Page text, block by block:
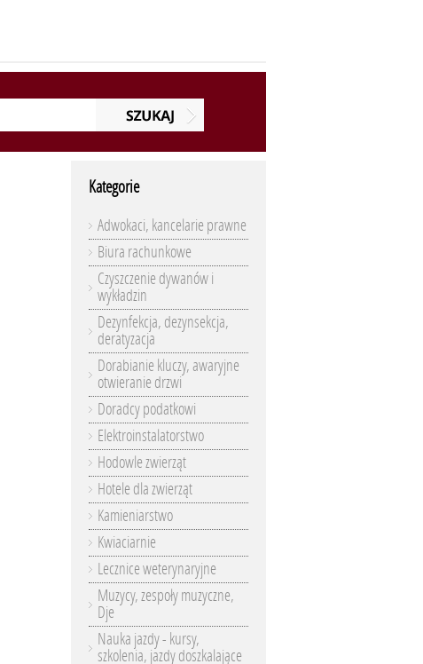
Kategorie
Adwokaci, kancelarie prawne
Biura rachunkowe
Czyszczenie dywanów i
wykładzin
Dezynfekcja, dezynsekcja,
deratyzacja
Dorabianie kluczy, awaryjne
otwieranie drzwi
Doradcy podatkowi
Elektroinstalatorstwo
Hodowle zwierząt
Hotele dla zwierząt
Kamieniarstwo
Kwiaciarnie
Lecznice weterynaryjne
Muzycy, zespoły muzyczne,
Dje
Nauka jazdy - kursy,
szkolenia, jazdy doszkalające